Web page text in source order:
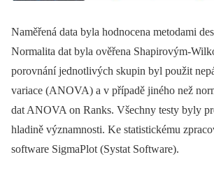
Naměřená data byla hodnocena metodami
Normalita dat byla ověřena Shapirovým-
porovnání jednotlivých skupin byl použit
variace (ANOVA) a v případě jiného než
dat ANOVA on Ranks. Všechny testy byly
hladině významnosti. Ke statistickému
software SigmaPlot (Systat Software).